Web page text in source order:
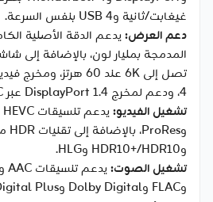
غيغابت/ثانية وUSB 4 بنفس السرعة.
دعم العرض:يدعم الدقة الأصلية
المدمجة بمليار لون، بالإضافة إلى
4، ودعم لمخرج DisplayPort 1.4 عبر USB-C.
تشغيل الفيديو:
وHDR10+/HDR10 وHLG.
تشغيل الصوت: